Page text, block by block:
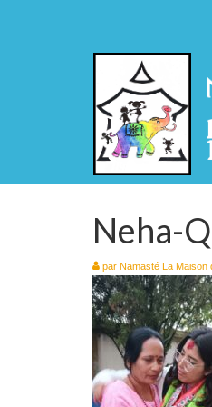
Neha-
par Namasté La Maison